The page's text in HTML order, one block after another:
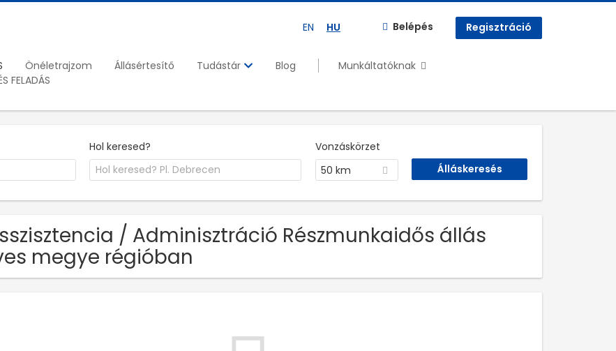
EN HU Belépés Regisztráció
Önéletrajzom Állásértesítő Tudástár Blog
Munkáltatóknak
FELADÁS
Hol keresed?
Vonzáskörzet
50 km
/ Adminisztráció Részmunkaidős állás
megye régióban